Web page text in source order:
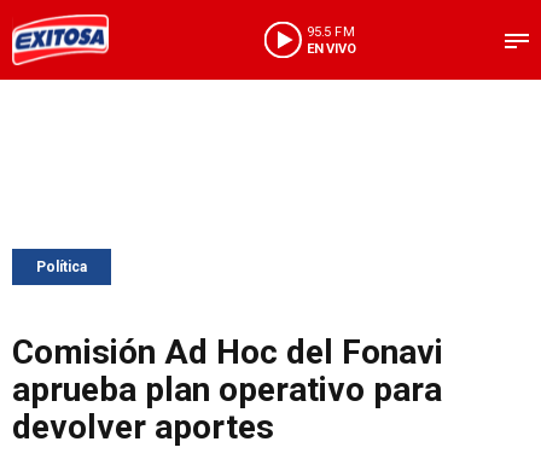
95.5 FM
EN VIVO
Política
Comisión Ad Hoc del Fonavi
aprueba plan operativo para
devolver aportes